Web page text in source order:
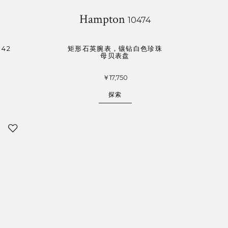
42
Hampton 10474
矩形石英腕表，镶钻白色珍珠
母贝表盘
￥17,750
探索